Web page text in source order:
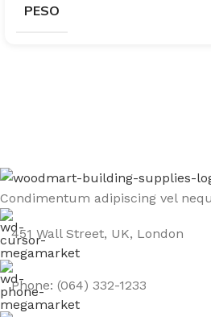
PESO
Condimentum adipiscing vel
451 Wall Street, UK, London
Phone: (064) 332-1233